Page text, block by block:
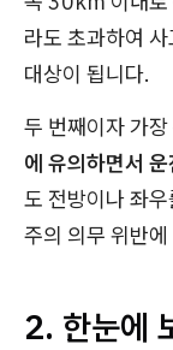
라도 초과하여
대상이 됩니다.
두 번째이자 가
에 유의하면서
도 전방이나 좌
주의 의무 위반
2. 한눈에